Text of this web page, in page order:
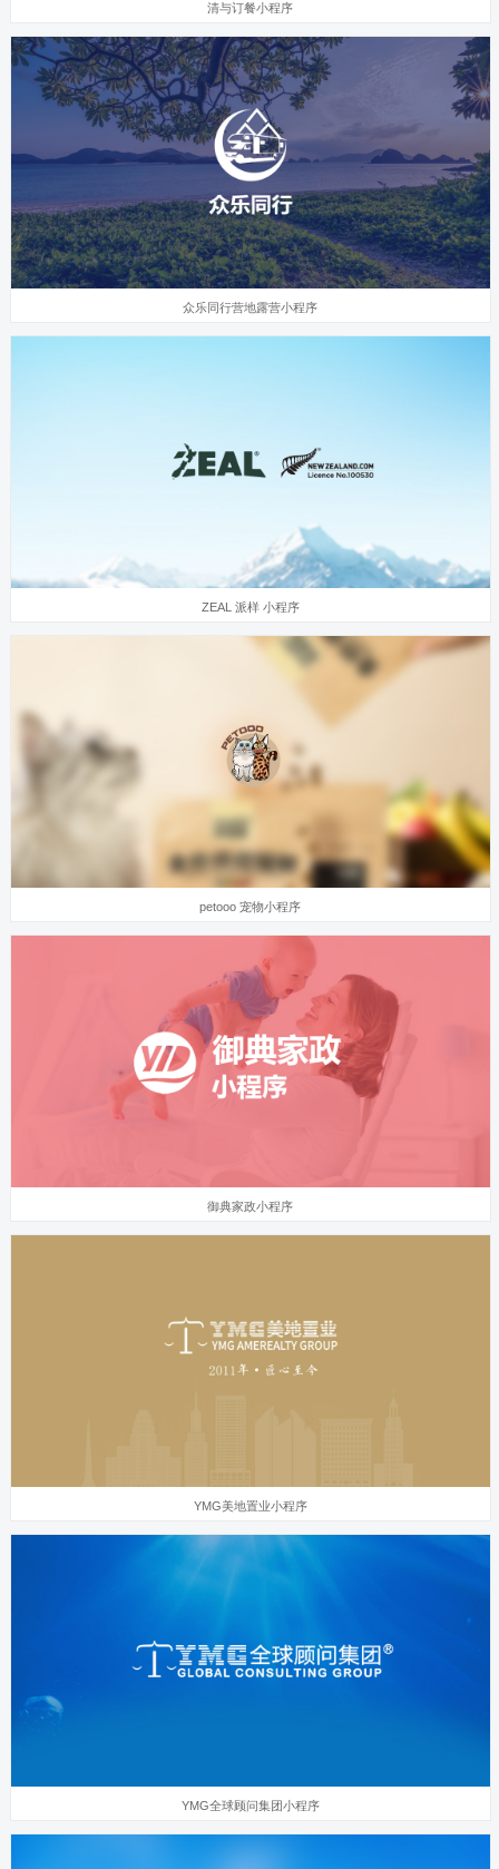
清与订餐小程序
众乐同行营地露营小程序
ZEAL 派样 小程序
petooo 宠物小程序
御典家政小程序
YMG美地置业小程序
YMG全球顾问集团小程序